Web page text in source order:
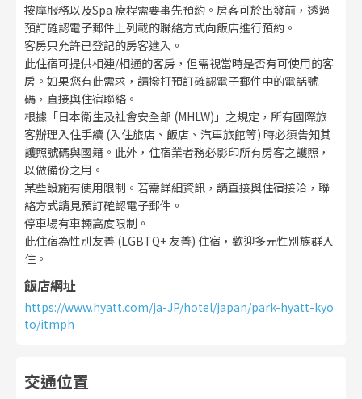
按摩服務以及Spa 療程需要事先預約。房客可於出發前，透過
預訂確認電子郵件上列載的聯絡方式向飯店進行預約。
客房只允許已登記的房客進入。
此住宿可提供相連/相通的客房，但需視當時是否有可使用的客
房。如果您有此需求，請撥打預訂確認電子郵件中的電話號
碼，直接與住宿聯絡。
根據「日本衛生及社會安全部 (MHLW)」之規定，所有國際旅
客辦理入住手續 (入住旅店、飯店、汽車旅館等) 時必須告知其
護照號碼與國籍。此外，住宿業者務必影印所有房客之護照，
以做備份之用。
某些設施有使用限制。若需詳細資訊，請直接與住宿接洽，聯
絡方式請見預訂確認電子郵件。
停車場有車輛高度限制。
此住宿為性別友善 (LGBTQ+ 友善) 住宿，歡迎多元性別族群入
住。
飯店網址
https://www.hyatt.com/ja-JP/hotel/japan/park-hyatt-kyo
to/itmph
交通位置